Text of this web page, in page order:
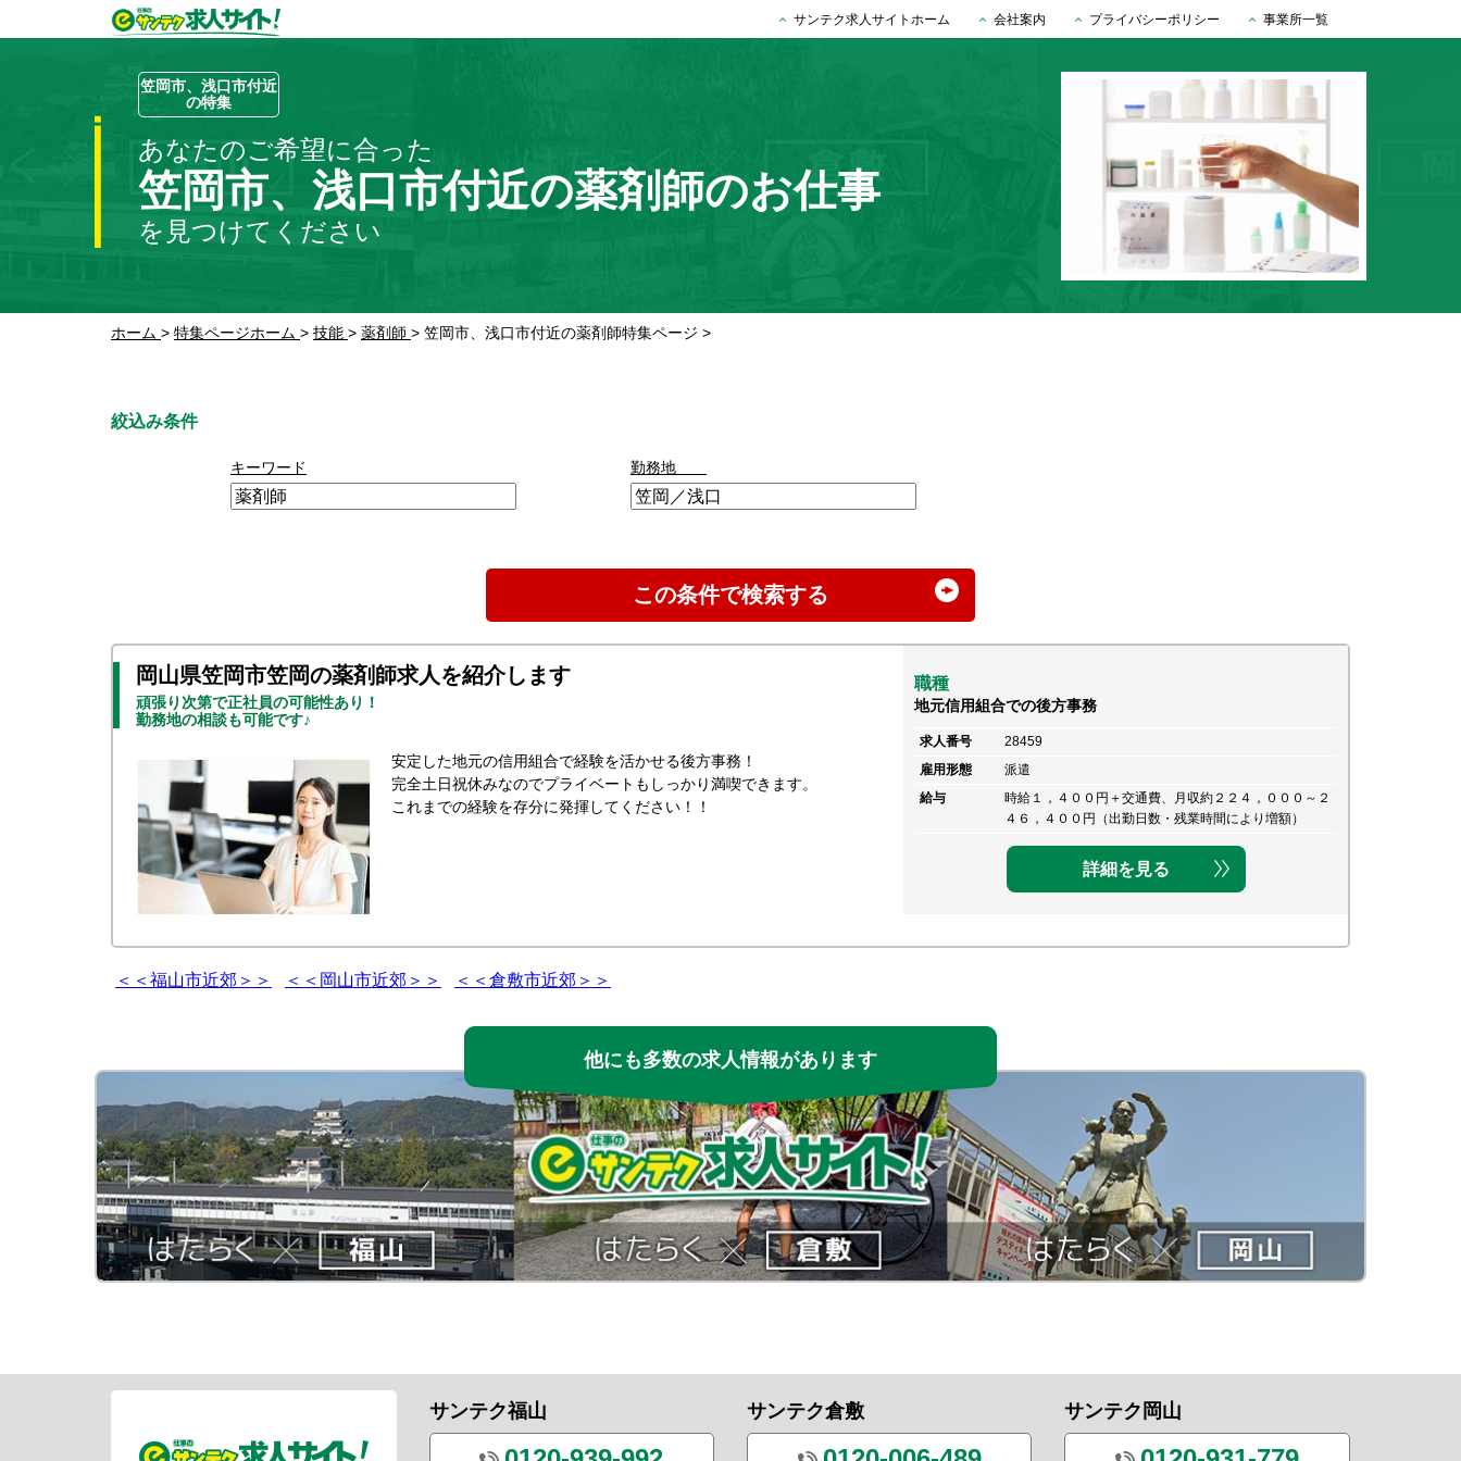
サンテク求人サイトホーム 会社案内 プライバシーポリシー 事業所一覧
笠岡市、浅口市付近
の特集
あなたのご希望に合った
笠岡市、浅口市付近の薬剤師のお仕事
を見つけてください
ホーム > 特集ページホーム > 技能 > 薬剤師 > 笠岡市、浅口市付近の薬剤師特集ページ >
絞込み条件
キーワード 勤務地
この条件で検索する
岡山県笠岡市笠岡の薬剤師求人を紹介します
頑張り次第で正社員の可能性あり！
勤務地の相談も可能です♪
安定した地元の信用組合で経験を活かせる後方事務！
完全土日祝休みなのでプライベートもしっかり満喫できます。
これまでの経験を存分に発揮してください！！
職種
地元信用組合での後方事務
求人番号
28459
雇用形態
派遣
給与
時給１，４００円＋交通費、月収約２２４，０００～２
４６，４００円（出勤日数・残業時間により増額）
詳細を見る
＜＜福山市近郊＞＞ ＜＜岡山市近郊＞＞ ＜＜倉敷市近郊＞＞
他にも多数の求人情報があります
サンテク福山 サンテク倉敷 サンテク岡山